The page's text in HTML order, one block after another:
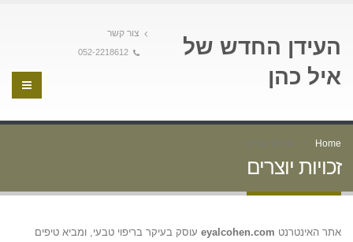
העידן החדש של
איל כהן
צור קשר
052-2218612
Home זכויות יוצרים
זכויות יוצרים
אתר האינטרנט eyalcohen.com עוסק בעיקר בריפוי טבעי, ומביא טיפים